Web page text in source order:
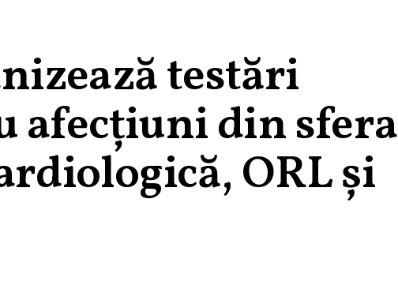
testări
afecţiuni din sfera
ORL şi